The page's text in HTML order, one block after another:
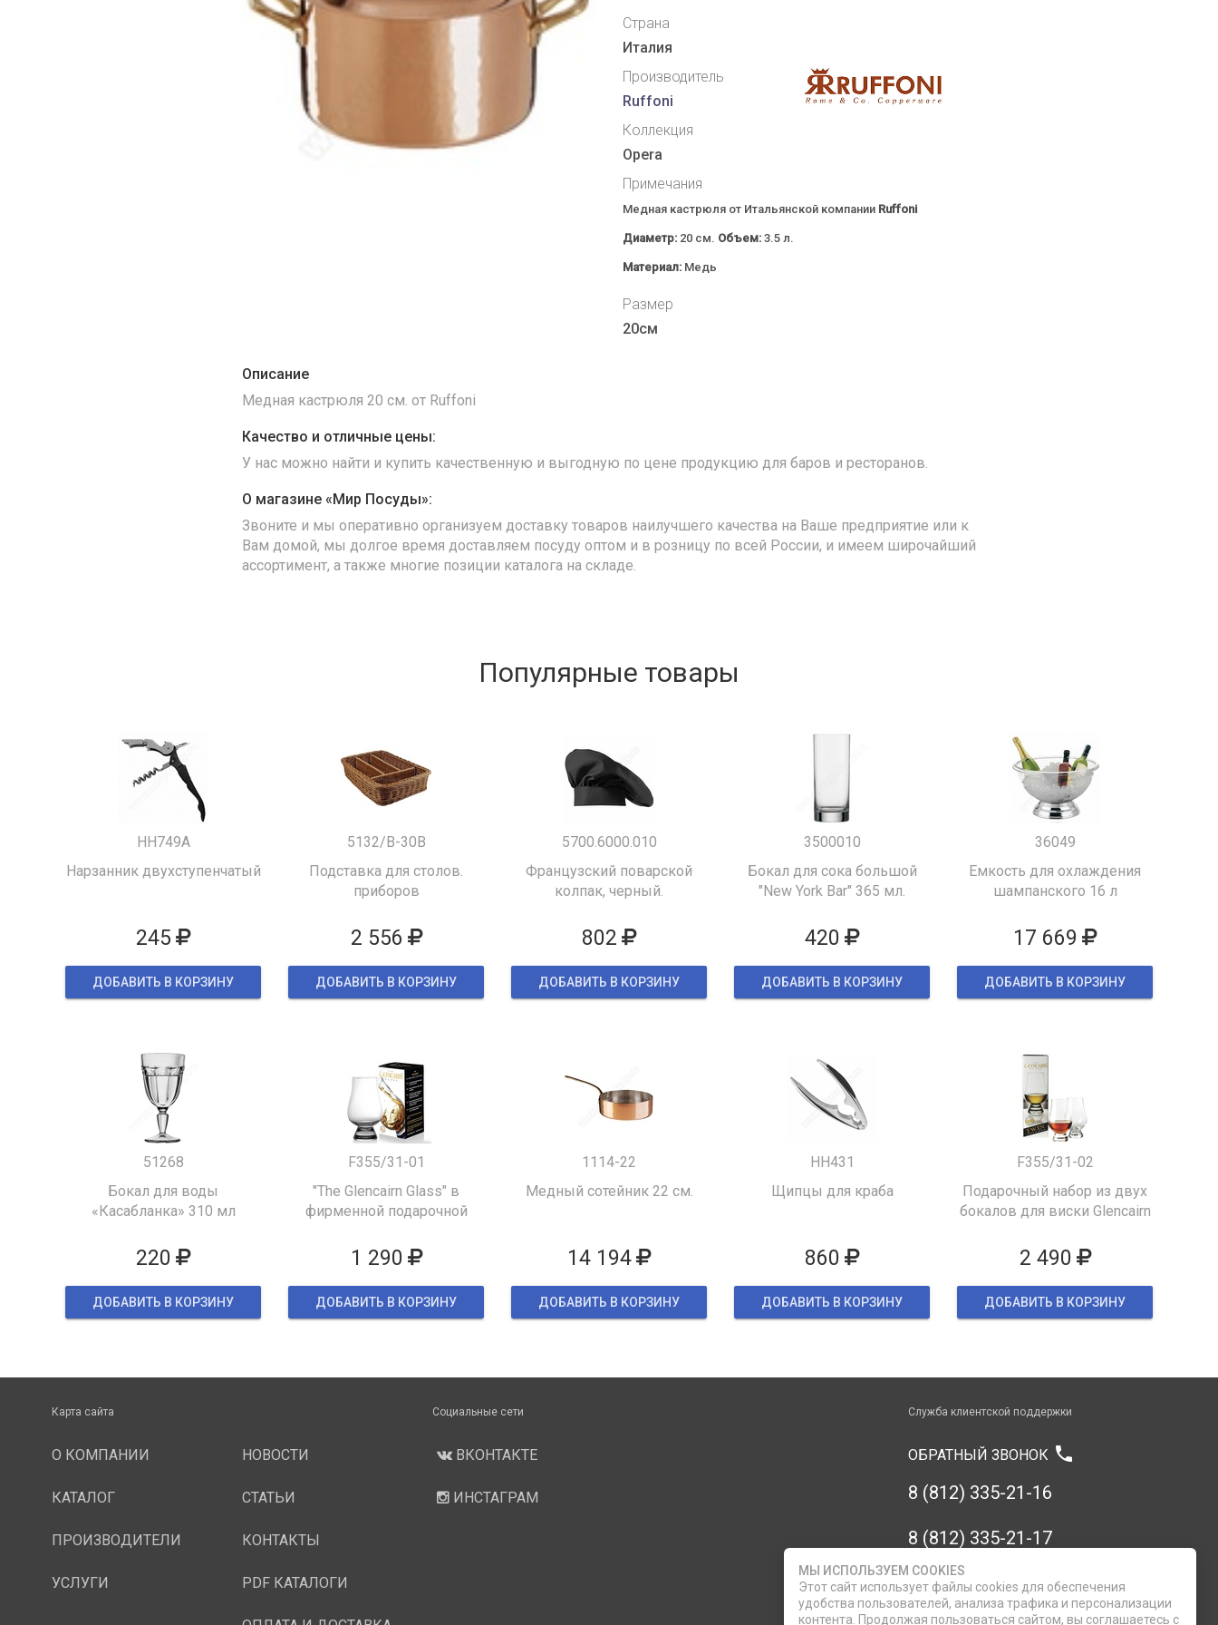
Страна
Италия
Производитель
Ruffoni
Коллекция
Opera
Примечания
Медная кастрюля от Итальянской компании Ruffoni
Диаметр: 20 см. Объем: 3.5 л.
Материал: Медь
Размер
20см
Описание
Медная кастрюля 20 см. от Ruffoni
Качество и отличные цены:
У нас можно найти и купить качественную и выгодную по цене продукцию для баров и ресторанов.
О магазине «Мир Посуды»:
Звоните и мы оперативно организуем доставку товаров наилучшего качества на Ваше предприятие или к
Вам домой, мы долгое время доставляем посуду оптом и в розницу по всей России, и имеем широчайший
ассортимент, а также многие позиции каталога на складе.
Популярные товары
HH749A
Нарзанник двухступенчатый
245
ДОБАВИТЬ В КОРЗИНУ
5132/B-30B
Подставка для столов.
приборов
2 556
ДОБАВИТЬ В КОРЗИНУ
5700.6000.010
Французский поварской
колпак, черный.
802
ДОБАВИТЬ В КОРЗИНУ
3500010
Бокал для сока большой
"New York Bar" 365 мл.
420
ДОБАВИТЬ В КОРЗИНУ
36049
Емкость для охлаждения
шампанского 16 л
17 669
ДОБАВИТЬ В КОРЗИНУ
51268
Бокал для воды
«Касабланка» 310 мл
220
ДОБАВИТЬ В КОРЗИНУ
F355/31-01
"The Glencairn Glass" в
фирменной подарочной
1 290
ДОБАВИТЬ В КОРЗИНУ
1114-22
Медный сотейник 22 см.
14 194
ДОБАВИТЬ В КОРЗИНУ
HH431
Щипцы для краба
860
ДОБАВИТЬ В КОРЗИНУ
F355/31-02
Подарочный набор из двух
бокалов для виски Glencairn
2 490
ДОБАВИТЬ В КОРЗИНУ
Карта сайта
О КОМПАНИИ
КАТАЛОГ
ПРОИЗВОДИТЕЛИ
УСЛУГИ
НОВОСТИ
СТАТЬИ
КОНТАКТЫ
PDF КАТАЛОГИ
Социальные сети
ВКОНТАКТЕ
ИНСТАГРАМ
Служба клиентской поддержки
ОБРАТНЫЙ ЗВОНОК phone
8 (812) 335-21-16
8 (812) 335-21-17
7 (911) 947-43-48
МЫ ИСПОЛЬЗУЕМ COOKIES
Этот сайт использует файлы cookies для обеспечения
удобства пользователей, анализа трафика и персонализации
контента. Продолжая пользоваться сайтом, вы соглашаетесь с